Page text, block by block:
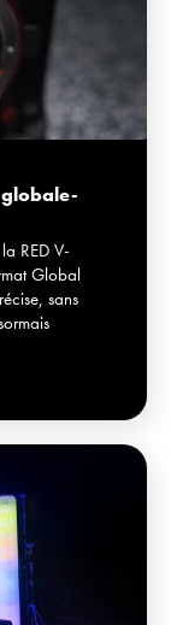
globale-
RED V-
Global
sans